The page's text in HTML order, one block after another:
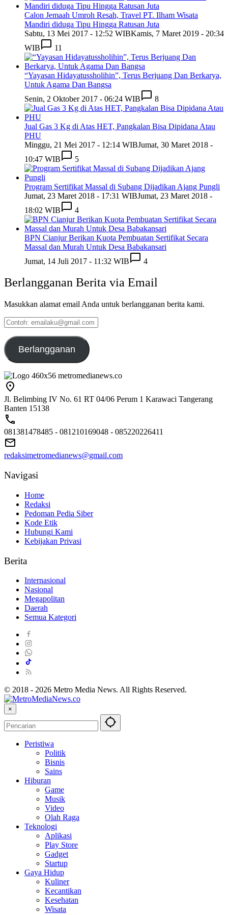
Calon Jemaah Umroh Resah, Travel PT. Ilham Wisata
Mandiri diduga Tipu Hingga Ratusan Juta
Sabtu, 13 Mei 2017 - 12:52 WIBKamis, 7 Maret 2019 - 20:34
WIB
11
“Yayasan Hidayatussholihin”, Terus Berjuang Dan Berkarya,
Untuk Agama Dan Bangsa
Senin, 2 Oktober 2017 - 06:24 WIB
8
Jual Gas 3 Kg di Atas HET, Pangkalan Bisa Dipidana Atau
PHU
Minggu, 21 Mei 2017 - 12:14 WIBJumat, 30 Maret 2018 -
10:47 WIB
5
Program Sertifikat Massal di Subang Dijadikan Ajang Pungli
Jumat, 23 Maret 2018 - 17:31 WIBJumat, 23 Maret 2018 -
18:02 WIB
4
BPN Cianjur Berikan Kuota Pembuatan Sertifikat Secara
Massal dan Murah Untuk Desa Babakansari
Jumat, 14 Juli 2017 - 11:32 WIB
4
Berlangganan Berita via Email
Masukkan alamat email Anda untuk berlangganan berita kami.
Contoh:
emailaku@gmail.com
Berlangganan
Jl. Belimbing IV No. 61 RT 04/06 Perum 1 Karawaci Tangerang
Banten 15138
081381478485 - 081210169048 - 085220226411
redaksimetromedianews@gmail.com
Navigasi
Home
Redaksi
Pedoman Pedia Siber
Kode Etik
Hubungi Kami
Kebijakan Privasi
Berita
Internasional
Nasional
Megapolitan
Daerah
Semua Kategori
© 2018 - 2026 Metro Media News. All Rights Reserved.
×
Peristiwa
Politik
Bisnis
Sains
Hiburan
Game
Musik
Video
Olah Raga
Teknologi
Aplikasi
Play Store
Gadget
Startup
Gaya Hidup
Kuliner
Kecantikan
Kesehatan
Wisata